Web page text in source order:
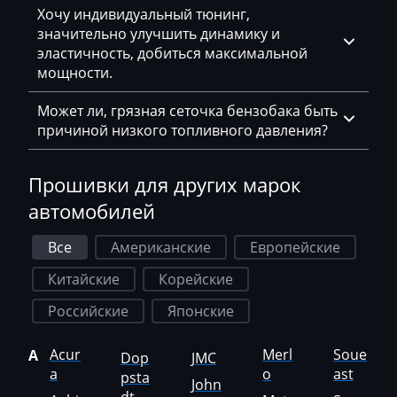
Ponsse
Porsche
Powerscreen
Prinoth
Pronar
Putzmeister
Ravo
Ravon
Renault
RMH
Ropa
RostSelMash
Хочу индивидуальный тюнинг,
значительно улучшить динамику и
эластичность, добиться максимальной
мощности.
Может ли, грязная сеточка бензобака быть
причиной низкого топливного давления?
Прошивки для других марок
автомобилей
Все Американские
Европейские
Китайские
Корейские
Российские
Японские
A Acur
a
Dop
psta
JMC
John
Merl
o
Soue
ast